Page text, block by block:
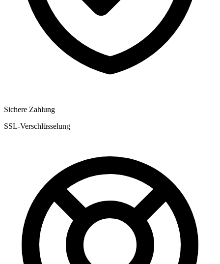
Sichere Zahlung
SSL-Verschlüsselung